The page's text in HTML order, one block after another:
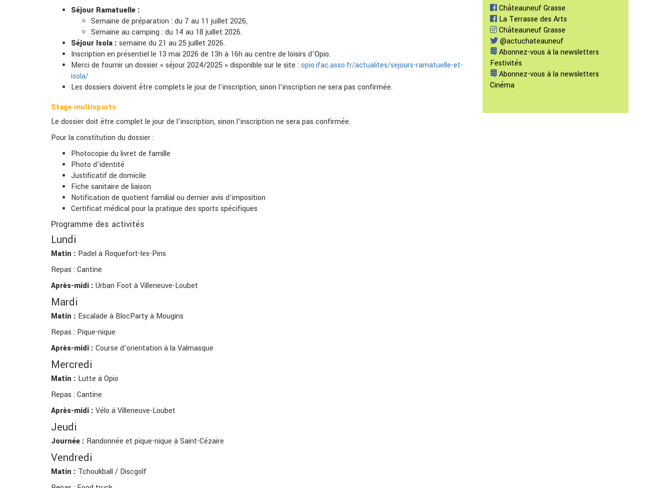
Séjour Ramatuelle :
Semaine de préparation : du 7 au 11 juillet 2026,
Semaine au camping : du 14 au 18 juillet 2026.
Séjour Isola : semaine du 21 au 25 juillet 2026.
Inscription en présentiel le 13 mai 2026 de 13h à 16h au centre de loisirs d’Opio.
Merci de fournir un dossier « séjour 2024/2025 » disponible sur le site : opio.ifac.asso.fr/actualites/sejours-ramatuelle-et-
isola/
Les dossiers doivent être complets le jour de l’inscription, sinon l’inscription ne sera pas confirmée.
Stage multisports
Le dossier doit être complet le jour de l’inscription, sinon l’inscription ne sera pas confirmée.
Pour la constitution du dossier :
Photocopie du livret de famille
Photo d’identité
Justificatif de domicile
Fiche sanitaire de liaison
Notification de quotient familial ou dernier avis d’imposition
Certificat médical pour la pratique des sports spécifiques
Programme des activités
Lundi
Matin : Padel à Roquefort-les-Pins
Repas : Cantine
Après-midi : Urban Foot à Villeneuve-Loubet
Mardi
Matin : Escalade à BlocParty à Mougins
Repas : Pique-nique
Après-midi : Course d’orientation à la Valmasque
Mercredi
Matin : Lutte à Opio
Repas : Cantine
Après-midi : Vélo à Villeneuve-Loubet
Jeudi
Journée : Randonnée et pique-nique à Saint-Cézaire
Vendredi
Matin : Tchoukball / Discgolf
Châteauneuf Grasse
La Terrasse des Arts
Châteauneuf Grasse
@actuchateauneuf
Abonnez-vous à la newsletters
Festivités
Abonnez-vous à la newsletters
Cinéma